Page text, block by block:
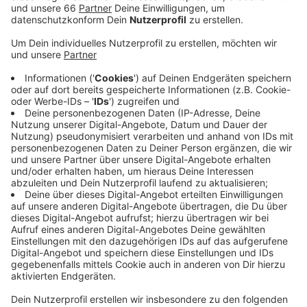
Ansonsten sind die neusten Entwicklungen des Virus
unauffällig, in Kitas, Schulen und Altenheimen wurden
gestern (02. September) keine neuen Fälle einer
Coronainfektion entdeckt. Der 7-Tages-Index ist aber
deutlich gesunken, auf einen Wert von 14,2.
Vergangene Woche hatte er noch bei über 20 gelegen.
Alle Zahlen stehen wie immer bei uns im Netz auf
ad.de und in unserer Instagram- und Facebook-Story.
Die Coronazahlen der Stadt!
Hier geht es zu unserem Podcast: Corona. Und jetzt?
Die Coronazahlen vom 02. September!